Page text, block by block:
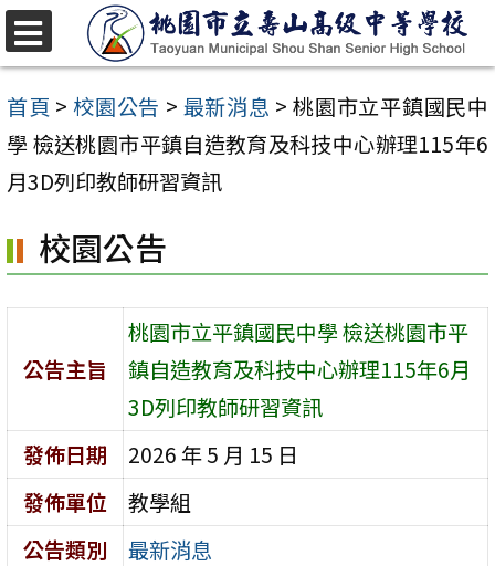
跳
至
主
要
內
區
首頁 > 校園公告 > 最新消息 > 桃園市立平鎮國民中
學 檢送桃園市平鎮自造教育及科技中心辦理115年6
月3D列印教師研習資訊
校園公告
公告主旨
桃園市立平鎮國民中學 檢送桃園市平
鎮自造教育及科技中心辦理115年6月
3D列印教師研習資訊
發佈日期
2026 年 5 月 15 日
發佈單位
教學組
公告類別
最新消息
選
單